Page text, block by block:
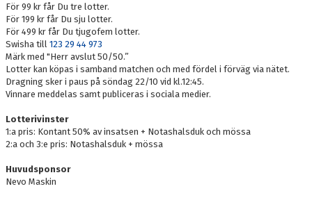
För 99 kr får Du tre lotter.
För 199 kr får Du sju lotter.
För 499 kr får Du tjugofem lotter.
Swisha till 123 29 44 973
Märk med "Herr avslut 50/50.”
Lotter kan köpas i samband matchen och med fördel i förväg via nätet.
Dragning sker i paus på söndag 22/10 vid kl.12:45.
Vinnare meddelas samt publiceras i sociala medier.
Lotterivinster
1:a pris: Kontant 50% av insatsen + Notashalsduk och mössa
2:a och 3:e pris: Notashalsduk + mössa
Huvudsponsor
Nevo Maskin